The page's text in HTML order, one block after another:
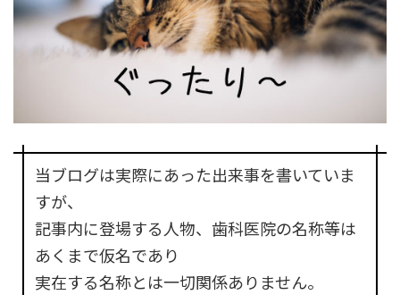
当ブログは実際にあった出来事を書いていま
すが、
記事内に登場する人物、歯科医院の名称等は
あくまで仮名であり
実在する名称とは一切関係ありません。